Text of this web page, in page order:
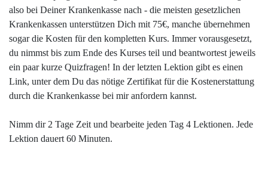
also bei Deiner Krankenkasse nach - die meisten gesetzlichen
Krankenkassen unterstützen Dich mit 75€, manche übernehmen
sogar die Kosten für den kompletten Kurs. Immer vorausgesetzt,
du nimmst bis zum Ende des Kurses teil und beantwortest jeweils
ein paar kurze Quizfragen! In der letzten Lektion gibt es einen
Link, unter dem Du das nötige Zertifikat für die Kostenerstattung
durch die Krankenkasse bei mir anfordern kannst.
Nimm dir 2 Tage Zeit und bearbeite jeden Tag 4 Lektionen. Jede
Lektion dauert 60 Minuten.